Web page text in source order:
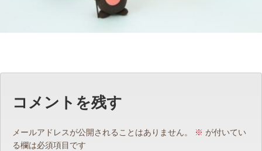
コメントを残す
メールアドレスが公開されることはありません。 ※ が付いてい
る欄は必須項目です